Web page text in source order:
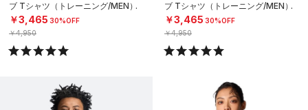
ブ Tシャツ（トレーニング/MEN）
￥3,465 30%OFF
￥4,950
ブ Tシャツ（トレーニング/MEN）
￥3,465 30%OFF
￥4,950